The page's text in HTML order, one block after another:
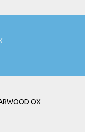
OX